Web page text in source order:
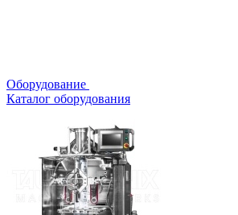
Оборудование
Каталог оборудования